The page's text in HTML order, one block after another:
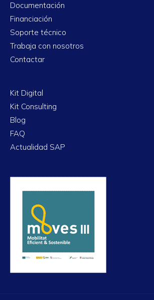
Documentación
Financiación
Soporte técnico
Trabaja con nosotros
Contactar
Kit Digital
Kit Consulting
Blog
FAQ
Actualidad SAP